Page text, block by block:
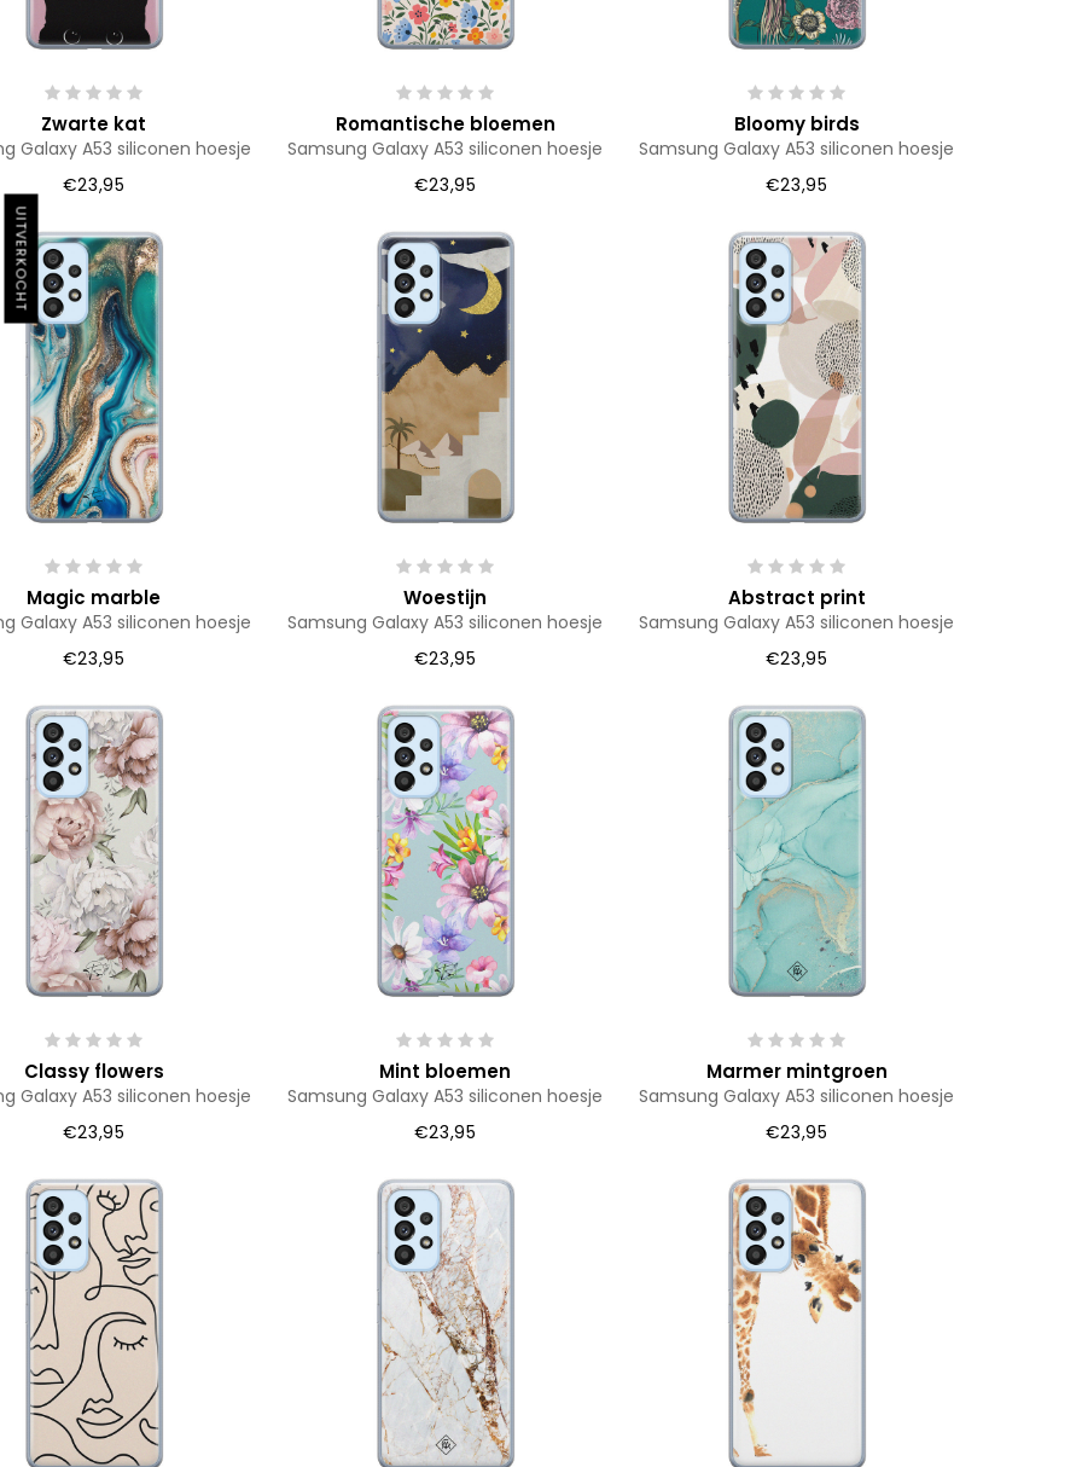
Zwarte kat
Galaxy A53 siliconen hoesje
€23,95
Romantische bloemen
Samsung Galaxy A53 siliconen hoesje
€23,95
Bloomy birds
Samsung Galaxy A53 siliconen hoesje
€23,95
UITVERKOCHT
Magic marble
Galaxy A53 siliconen hoesje
€23,95
Woestijn
Samsung Galaxy A53 siliconen hoesje
€23,95
Abstract print
Samsung Galaxy A53 siliconen hoesje
€23,95
Classy flowers
Galaxy A53 siliconen hoesje
€23,95
Mint bloemen
Samsung Galaxy A53 siliconen hoesje
€23,95
Marmer mintgroen
Samsung Galaxy A53 siliconen hoesje
€23,95